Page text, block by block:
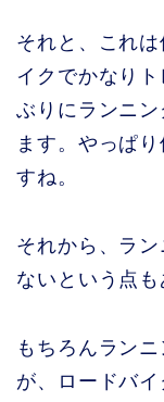
それと、これ
イクでかなり
ぶりにランニ
ます。やっぱ
すね。
それから、ラ
ないという点も
もちろんラン
が、ロードバ